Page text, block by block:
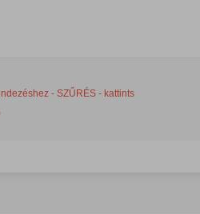
- SZŰRÉS - kattints